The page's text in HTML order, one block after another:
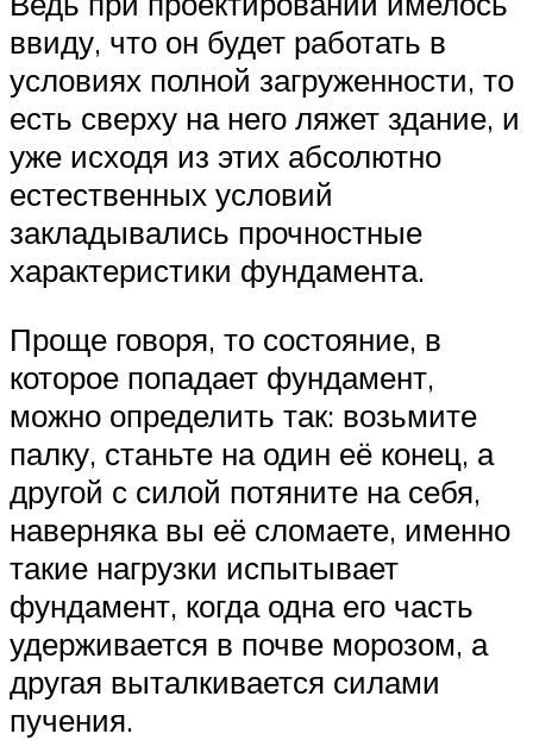
ввиду, что он будет работать в
условиях полной загруженности, то
есть сверху на него ляжет здание, и
уже исходя из этих абсолютно
естественных условий
закладывались прочностные
характеристики фундамента.
Проще говоря, то состояние, в
которое попадает фундамент,
можно определить так: возьмите
палку, станьте на один её конец, а
другой с силой потяните на себя,
наверняка вы её сломаете, именно
такие нагрузки испытывает
фундамент, когда одна его часть
удерживается в почве морозом, а
другая выталкивается силами
пучения.